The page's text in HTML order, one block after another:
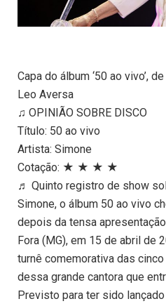
Capa do álbum ‘50 ao vivo’,
Leo Aversa
♫ OPINIÃO SOBRE DISCO
Título: 50 ao vivo
Artista: Simone
Cotação: ★ ★ ★ ★
♬ Quinto registro de show
Simone, o álbum 50 ao vivo
depois da tensa
Fora (MG), em 15 de abril de
turnê comemorativa das
dessa grande cantora que
Previsto para ter sido